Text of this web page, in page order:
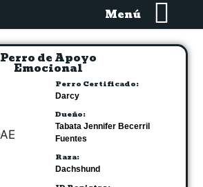
Menú
Perro de Apoyo
Emocional
Perro Certificado:
Darcy
Dueño:
Tabata Jennifer Becerril
Fuentes
Raza:
Dachshund